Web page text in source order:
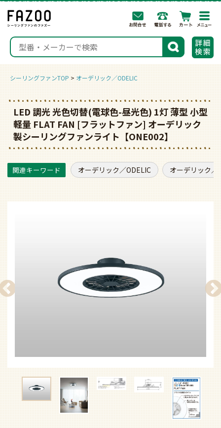
検索
シーリングファンTOP オーデリック／ODELIC
LED 調光 光色切替(電球色-昼光色) 1灯 薄型 小型
軽量 FLAT FAN [フラットファン] オーデリック
製シーリングファンライト【ONE002】
オーデリック／ODELIC オーデリック／